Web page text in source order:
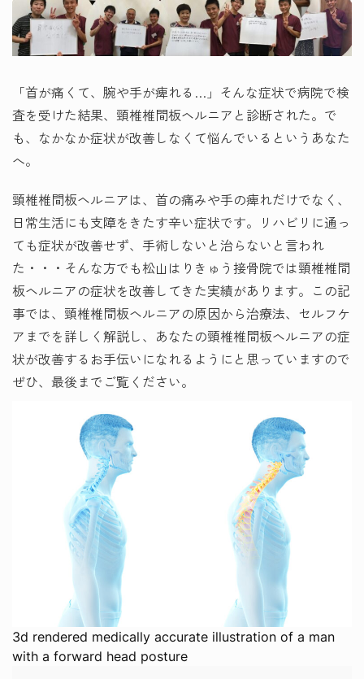
「首が痛くて、腕や手が痺れる…」そんな症状で病院で検
査を受けた結果、頸椎椎間板ヘルニアと診断された。で
も、なかなか症状が改善しなくて悩んでいるというあなた
へ。
頸椎椎間板ヘルニアは、首の痛みや手の痺れだけでなく、
日常生活にも支障をきたす辛い症状です。リハビリに通っ
ても症状が改善せず、手術しないと治らないと言われ
た・・・そんな方でも松山はりきゅう接骨院では頸椎椎間
板ヘルニアの症状を改善してきた実績があります。この記
事では、頸椎椎間板ヘルニアの原因から治療法、セルフケ
アまでを詳しく解説し、あなたの頸椎椎間板ヘルニアの症
状が改善するお手伝いになれるようにと思っていますので
ぜひ、最後までご覧ください。
3d rendered medically accurate illustration of a man
with a forward head posture